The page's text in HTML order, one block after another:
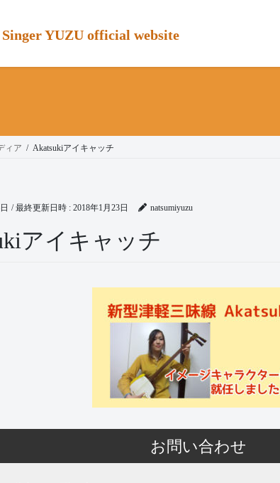
Singer YUZU official website
ィア Akatsukiアイキャッチ
/ 最終更新日時 : 2018年1月23日 natsumiyuzu
アイキャッチ
お問い合わせ